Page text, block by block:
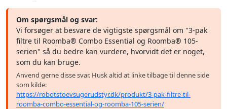
Om spørgsmål og svar:
Vi forsøger at besvare de vigtigste spørgsmål om "3-pak
filtre til Roomba® Combo Essential og Roomba® 105-
serien" så du bedre kan vurdere, hvorvidt det er noget,
som du kan bruge.
Anvend gerne disse svar. Husk altid at linke tilbage til denne side
som kilde:
https://robotstoevsugerudstyr.dk/produkt/3-pak-filtre-til-
roomba-combo-essential-og-roomba-105-serien/